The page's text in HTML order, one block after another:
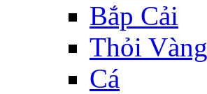
Bắp Cải
Thỏi Vàng
Cá